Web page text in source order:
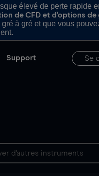
élevé de perte rapide
de CFD et d’options
à gré et que vous
Support Se